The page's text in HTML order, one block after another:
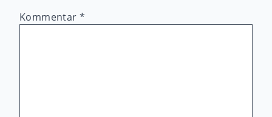
Kommentar*